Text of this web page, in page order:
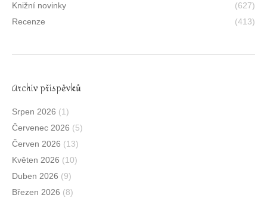
Knižní novinky
(627)
Recenze
(413)
Archív příspěvků
Srpen 2026 (1)
Červenec 2026 (5)
Červen 2026 (13)
Květen 2026 (10)
Duben 2026 (9)
Březen 2026 (8)